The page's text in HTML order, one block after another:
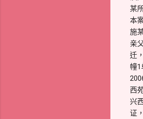
某
本
施
亲
迁
幢
西
兴
证